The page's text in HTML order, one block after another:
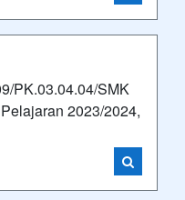
PK.03.04.04/SMK
2023/2024,